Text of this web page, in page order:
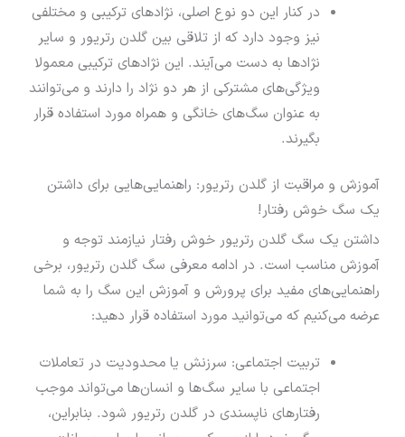
در کنار این دو نوع اصلی، نژادهای ترکیبی و مختلفی
نیز وجود دارد که از تلاقی بین گلدن رتریور و سایر
نژادها به دست می‌آیند. این نژادهای ترکیبی معمولا
ویژگی‌های مشترکی از هر دو نژاد را دارند و می‌توانند
به عنوان سگ‌های خانگی و همراه مورد استفاده قرار
بگیرند.
آموزش و مراقبت از گلدن رتریور: راهنمایی‌هایی برای داشتن
یک سگ خوش رفتار!
داشتن یک سگ گلدن رتریور خوش رفتار نیازمند توجه و
آموزش مناسب است. در ادامه معرفی سگ گلدن رتریور، برخی
راهنمایی‌های مفید برای پرورش و آموزش این سگ را به شما
عرضه می‌کنیم که می‌توانید مورد استفاده قرار دهید:
تربیت اجتماعی: سرزنش یا محدودیت در تعاملات
اجتماعی با سایر سگ‌ها و انسان‌ها می‌تواند موجب
رفتارهای ناپسندی در گلدن رتریور شود. بنابراین،